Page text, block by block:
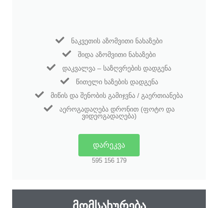
ᲜᲐᲙᲕᲔᲗᲘᲡ ᲐᲖᲝᲛᲕᲘᲗᲘ ᲜᲐᲮᲐᲖᲔᲑᲘ
ᲨᲘᲓᲐ ᲐᲖᲝᲛᲕᲘᲗᲘ ᲜᲐᲮᲐᲖᲔᲑᲘ
ᲓᲐᲙᲕᲐᲚᲕᲐ – ᲡᲐᲖᲦᲕᲠᲔᲑᲘᲡ ᲓᲐᲓᲒᲔᲜᲐ
ᲬᲘᲗᲔᲚᲘ ᲮᲐᲖᲔᲑᲘᲡ ᲓᲐᲓᲒᲔᲜᲐ
ᲛᲘᲬᲘᲡ ᲓᲐ ᲨᲔᲜᲝᲑᲘᲡ ᲒᲐᲛᲘᲯᲕᲜᲐ / ᲒᲐᲔᲠᲗᲘᲐᲜᲔᲑᲐ
ᲐᲔᲠᲝᲒᲐᲓᲐᲦᲔᲑᲐ ᲓᲠᲝᲜᲘᲗ (ᲤᲝᲢᲝ ᲓᲐ
ᲕᲘᲓᲔᲝᲒᲐᲓᲐᲦᲔᲑᲐ)
ᲓᲐᲠᲔᲙᲕᲐ
595 156 179